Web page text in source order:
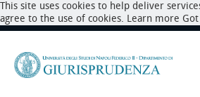
This site uses cookies to help deliver
agree to the use of cookies. Learn more